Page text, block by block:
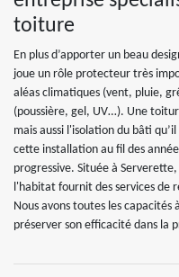
toiture
En plus d’apporter un beau
joue un rôle protecteur très
aléas climatiques (vent, pluie,
(poussière, gel, UV…). Une
mais aussi l'isolation du bâti
cette installation au fil des
progressive. Située à
l'habitat fournit des services de
Nous avons toutes les
préserver son efficacité dans la